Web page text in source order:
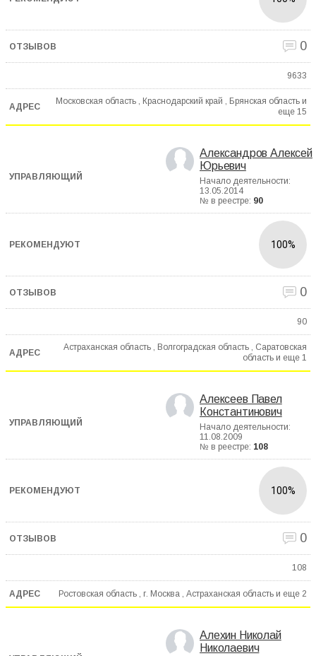
0
9633
Московская область , Краснодарский край , Брянская область и
еще 15
Александров Алексей
Юрьевич
Начало деятельности:
13.05.2014
№ в реестре: 90
100%
0
90
Астраханская область , Волгоградская область , Саратовская
область и еще 1
Алексеев Павел
Константинович
Начало деятельности:
11.08.2009
№ в реестре: 108
100%
0
108
Ростовская область , г. Москва , Астраханская область и еще 2
Алехин Николай
Николаевич